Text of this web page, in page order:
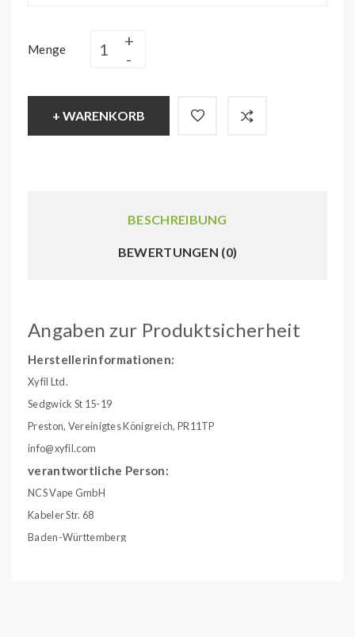
Menge
+ WARENKORB
BESCHREIBUNG
BEWERTUNGEN (0)
Angaben zur Produktsicherheit
Herstellerinformationen:
Xyfil Ltd.
Sedgwick St 15-19
Preston, Vereinigtes Königreich, PR11TP
info@xyfil.com
verantwortliche Person:
NCS Vape GmbH
Kabeler Str. 68
Baden-Württemberg